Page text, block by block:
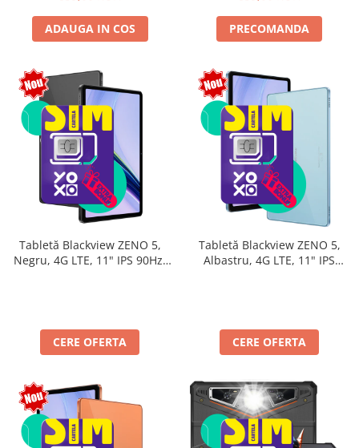
SIM
ADAUGA IN COS
SIM
PRECOMANDA
Tabletă Blackview ZENO 5,
Negru, 4G LTE, 11" IPS 90Hz,
SIM
CERE OFERTA
Tabletă Blackview ZENO 5,
Albastru, 4G LTE, 11" IPS
SIM
CERE OFERTA